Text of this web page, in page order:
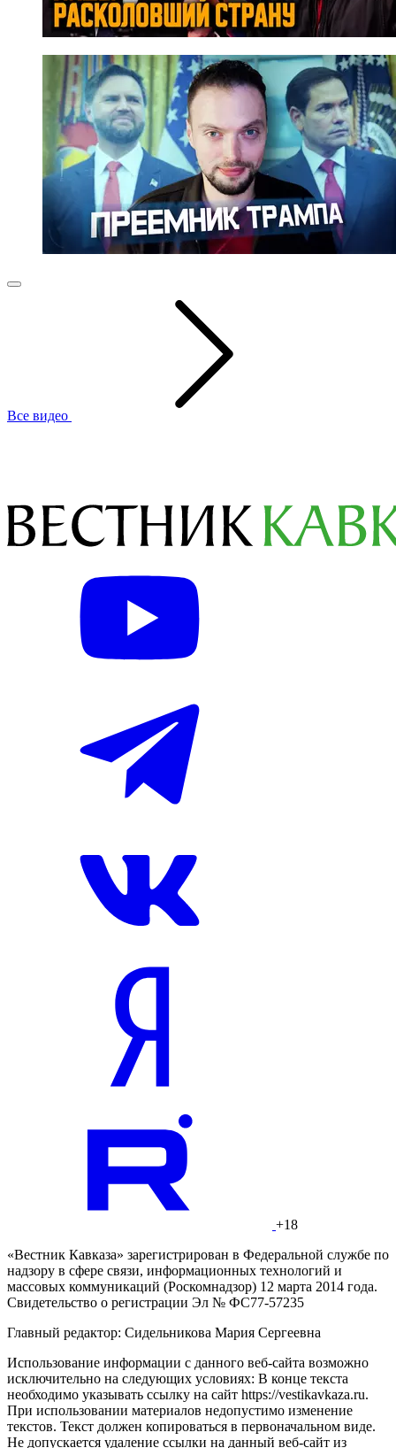
Все видео
+18
«Вестник Кавказа» зарегистрирован в Федеральной службе по
надзору в сфере связи, информационных технологий и
массовых коммуникаций (Роскомнадзор) 12 марта 2014 года.
Свидетельство о регистрации Эл № ФС77-57235
Главный редактор: Сидельникова Мария Сергеевна
Использование информации с данного веб-сайта возможно
исключительно на следующих условиях: В конце текста
необходимо указывать ссылку на сайт https://vestikavkaza.ru.
При использовании материалов недопустимо изменение
текстов. Текст должен копироваться в первоначальном виде.
Не допускается удаление ссылки на данный веб-сайт из